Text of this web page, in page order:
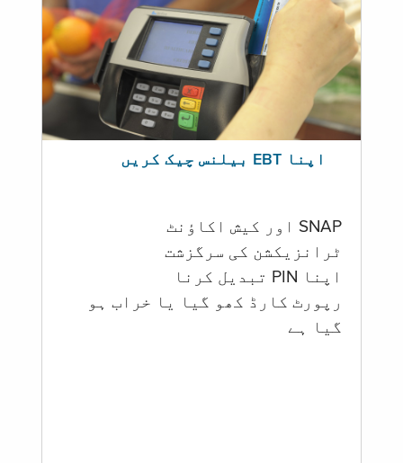
اپنا EBT بیلنس چیک کریں
SNAP اور کیش اکاؤنٹ
ٹرانزیکشن کی سرگزشت
اپنا PIN تبدیل کرنا
رپورٹ کارڈ کھو گیا یا خراب ہو
گيا ہے